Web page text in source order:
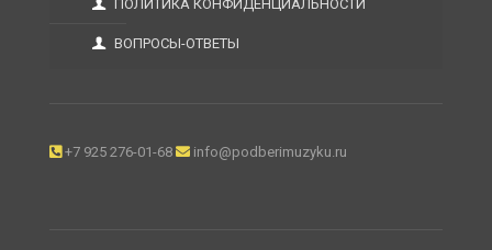
ПОЛИТИКА КОНФИДЕНЦИАЛЬНОСТИ
ВОПРОСЫ-ОТВЕТЫ
+7 925 276-01-68 info@podberimuzyku.ru